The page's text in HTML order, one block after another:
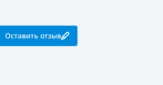
Оставить отзыв